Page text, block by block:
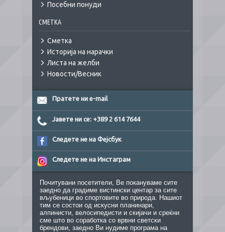
Посебни понуди
СМЕТКА
Сметка
Историја на нарачки
Листа на желби
Новости/Весник
Пратете ни e-mail
Јавете ни се: +389 2 614 7644
Следете не на Фејсбук
Следете не на Инстаграм
Почитувани посетители, Ве покануваме сите
заедно да градиме вистински центар за сите
вљубеници во спортовите во природа. Нашиот
тим се состои од искусни планинари,
алпинисти, велосипедисти и скијачи и среќни
сме што во соработка со врвни светски
брендови, заедно Ви нудиме програма на